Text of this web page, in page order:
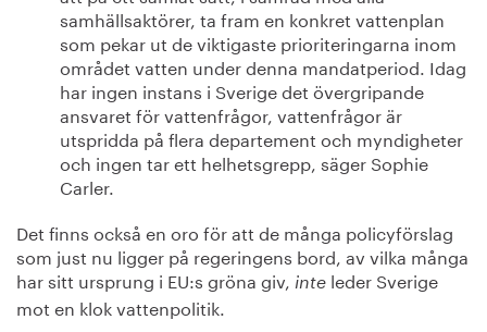
samhällsaktörer, ta fram en konkret vattenplan
som pekar ut de viktigaste prioriteringarna inom
området vatten under denna mandatperiod. Idag
har ingen instans i Sverige det övergripande
ansvaret för vattenfrågor, vattenfrågor är
utspridda på flera departement och myndigheter
och ingen tar ett helhetsgrepp, säger Sophie
Carler.
Det finns också en oro för att de många policyförslag
som just nu ligger på regeringens bord, av vilka många
har sitt ursprung i EU:s gröna giv,
inte leder Sverige
mot en klok vattenpolitik.